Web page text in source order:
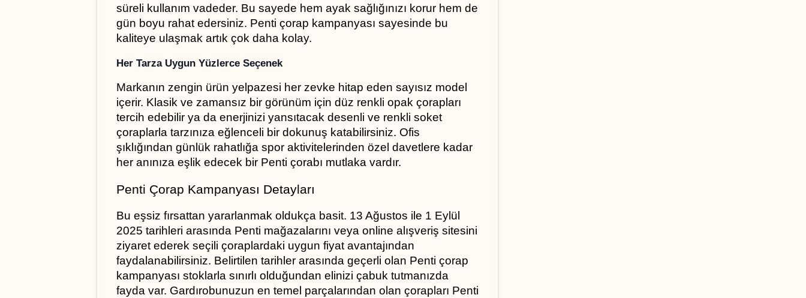
süreli kullanım vadeder. Bu sayede hem ayak sağlığınızı korur hem de
gün boyu rahat edersiniz. Penti çorap kampanyası sayesinde bu
kaliteye ulaşmak artık çok daha kolay.
Her Tarza Uygun Yüzlerce Seçenek
Markanın zengin ürün yelpazesi her zevke hitap eden sayısız model
içerir. Klasik ve zamansız bir görünüm için düz renkli opak çorapları
tercih edebilir ya da enerjinizi yansıtacak desenli ve renkli soket
çoraplarla tarzınıza eğlenceli bir dokunuş katabilirsiniz. Ofis
şıklığından günlük rahatlığa spor aktivitelerinden özel davetlere kadar
her anınıza eşlik edecek bir Penti çorabı mutlaka vardır.
Penti Çorap Kampanyası Detayları
Bu eşsiz fırsattan yararlanmak oldukça basit. 13 Ağustos ile 1 Eylül
2025 tarihleri arasında Penti mağazalarını veya online alışveriş sitesini
ziyaret ederek seçili çoraplardaki uygun fiyat avantajından
faydalanabilirsiniz. Belirtilen tarihler arasında geçerli olan Penti çorap
kampanyası stoklarla sınırlı olduğundan elinizi çabuk tutmanızda
fayda var. Gardırobunuzun en temel parçalarından olan çorapları Penti